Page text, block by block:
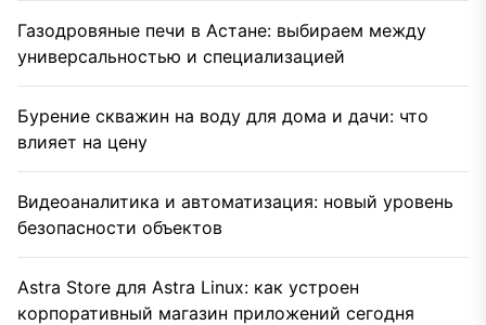
Газодровяные печи в Астане: выбираем между
универсальностью и специализацией
Бурение скважин на воду для дома и дачи: что
влияет на цену
Видеоаналитика и автоматизация: новый уровень
безопасности объектов
Astra Store для Astra Linux: как устроен
корпоративный магазин приложений сегодня